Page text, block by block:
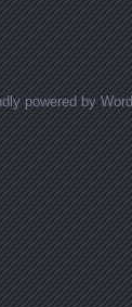
powered by